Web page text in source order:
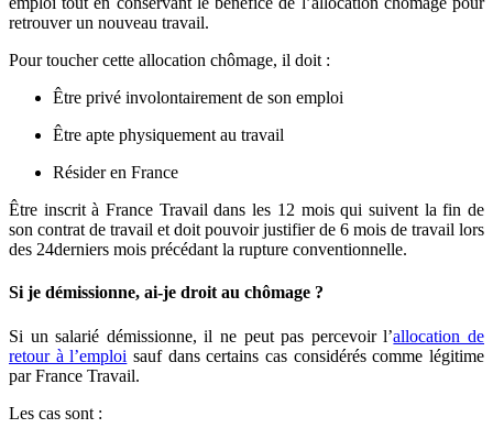
retrouver un nouveau travail.
Pour toucher cette allocation chômage, il doit :
Être privé involontairement de son emploi
Être apte physiquement au travail
Résider en France
Être inscrit à France Travail dans les 12 mois qui suivent la fin de
son contrat de travail et doit pouvoir justifier de 6 mois de travail lors
des 24derniers mois précédant la rupture conventionnelle.
Si je démissionne, ai-je droit au chômage ?
Si un salarié démissionne, il ne peut pas percevoir l’allocation de
retour à l’emploi sauf dans certains cas considérés comme légitime
par France Travail.
Les cas sont :